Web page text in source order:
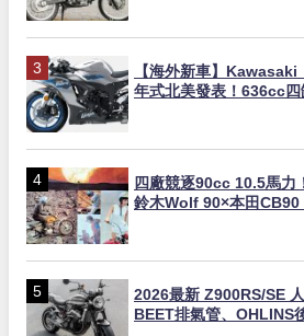
【海外新車】
年式北美發表！636cc
四廠競逐90cc 10.5馬力
鈴木Wolf 90×本田CB90
2026最新 Z900RS/SE
BEET排氣管、OHLINS